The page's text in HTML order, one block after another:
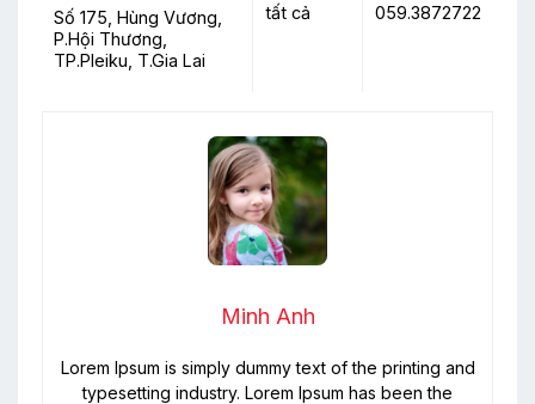
Số 175, Hùng Vương,
P.Hội Thương,
TP.Pleiku, T.Gia Lai
tất cả 059.3872722
Minh Anh
Lorem Ipsum is simply dummy text of the printing and
typesetting industry. Lorem Ipsum has been the